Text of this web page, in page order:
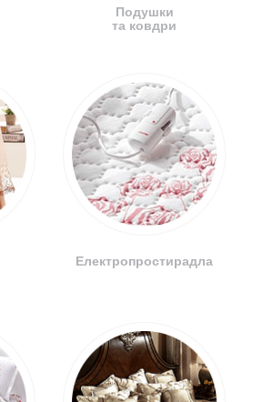
Подушки
та ковдри
Електропростирадла